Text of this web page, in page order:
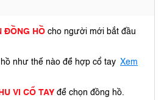
ĐỒNG HỒ cho người mới bắt đầu
như thế nào để hợp cổ tay Xem
VI CỔ TAY để chọn đồng hồ.